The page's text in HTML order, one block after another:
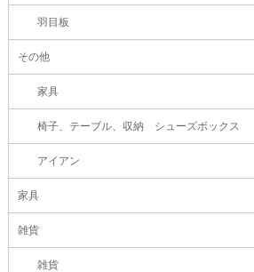
羽目板
その他
家具
椅子、テーブル、収納 シューズボックス
アイアン
家具
雑貨
雑貨